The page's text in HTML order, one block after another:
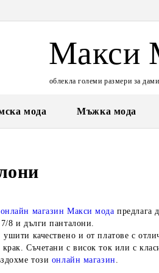
Макси
облекла големи размери за
мода Мъжка мода
онлайн магазин Макси мода предлага
8 и дълги панталони.
качествено и от платове с
Съчетани с висок ток или с
този онлайн магазин .